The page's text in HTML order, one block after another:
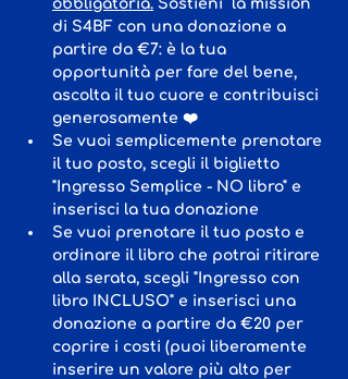
obbligatoria. Sostieni  la mission
di S4BF con una donazione a
partire da €7: è la tua
opportunità per fare del bene,
ascolta il tuo cuore e contribuisci
generosamente ❤️
Se vuoi semplicemente prenotare
il tuo posto, scegli il biglietto
"Ingresso Semplice - NO libro" e
inserisci la tua donazione
Se vuoi prenotare il tuo posto e
ordinare il libro che potrai ritirare
alla serata, scegli "Ingresso con
libro INCLUSO" e inserisci una
donazione a partire da €20 per
coprire i costi (puoi liberamente
inserire un valore più alto per